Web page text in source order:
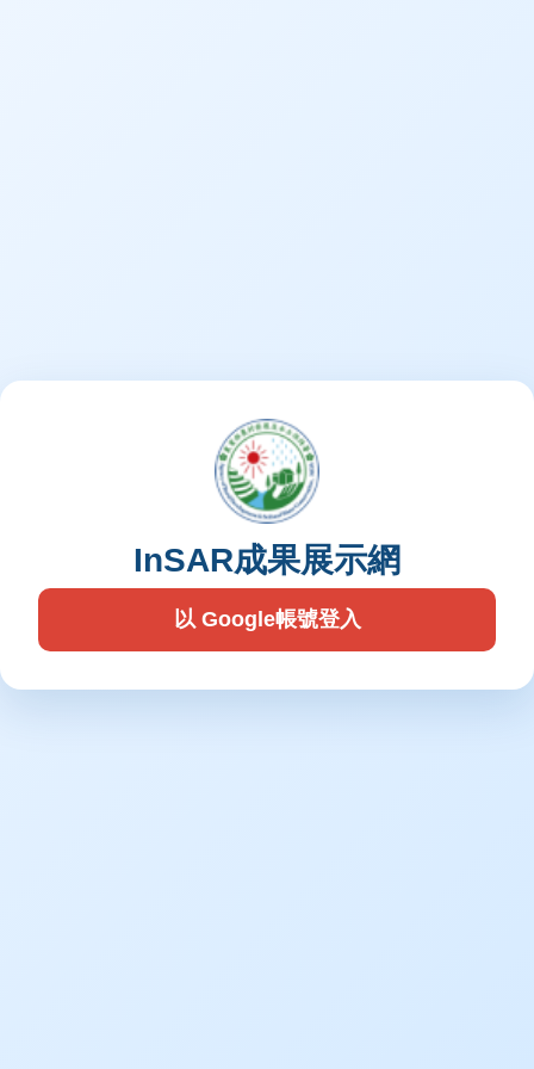
InSAR成果展示網
以 Google帳號登入